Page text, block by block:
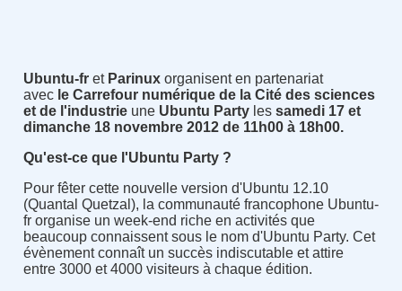
Ubuntu-fret Parinuxorganisent en partenariat
avec le Carrefour numérique de la Cité des sciences
et de l'industrieune Ubuntu Partyles samedi 17 et
dimanche 18 novembre 2012 de 11h00 à 18h00.
Qu'est-ce que l'Ubuntu Party ?
Pour fêter cette nouvelle version d'Ubuntu 12.10
(Quantal Quetzal), la communauté francophone Ubuntu-
fr organise un week-end riche en activités que
beaucoup connaissent sous le nom d'Ubuntu Party. Cet
évènement connaît un succès indiscutable et attire
entre 3000 et 4000 visiteurs à chaque édition.